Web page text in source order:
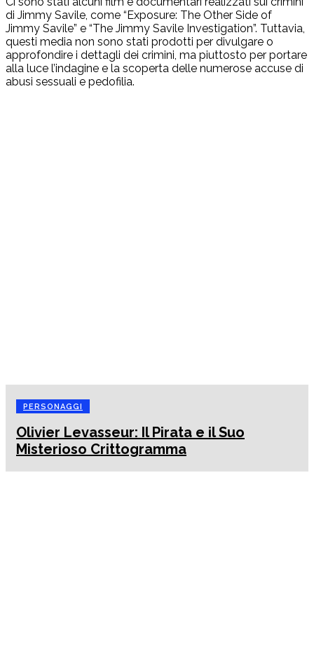
di Jimmy Savile, come “Exposure: The Other Side of
Jimmy Savile” e “The Jimmy Savile Investigation”. Tuttavia,
questi media non sono stati prodotti per divulgare o
approfondire i dettagli dei crimini, ma piuttosto per portare
alla luce l’indagine e la scoperta delle numerose accuse di
abusi sessuali e pedofilia.
PERSONAGGI
Olivier Levasseur: Il Pirata e il Suo
Misterioso Crittogramma